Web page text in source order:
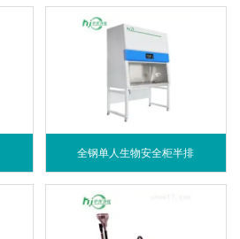
全钢单人生物安全柜半排